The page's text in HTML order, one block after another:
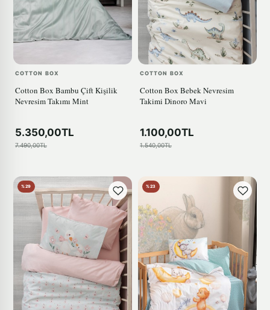
COTTON BOX
Cotton Box Bambu Çift Kişilik
Nevresim Takımı Mint
5.350,00TL
7.490,00TL
COTTON BOX
Cotton Box Bebek Nevresim
Takimi Dinoro Mavi
1.100,00TL
1.540,00TL
%29 %23